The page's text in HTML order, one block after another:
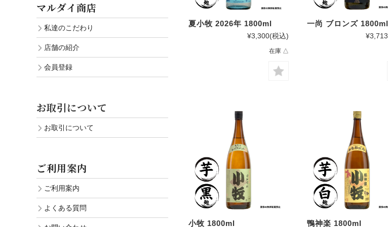
夏小牧 2026年 1800ml
¥3,300(税込)
在庫 △
一尚 ブロンズ 1800ml
¥3,713
小牧 1800ml 鴨神楽 1800ml
マルダイ商店
私達のこだわり
店舗の紹介
会員登録
お取引について
お取引について
ご利用案内
ご利用案内
よくある質問